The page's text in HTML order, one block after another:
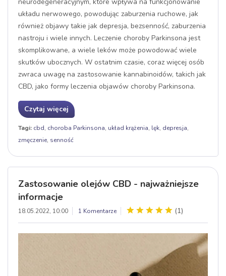
układu nerwowego, powodując zaburzenia ruchowe, jak
również objawy takie jak depresja, bezsenność, zaburzenia
nastroju i wiele innych. Leczenie choroby Parkinsona jest
skomplikowane, a wiele leków może powodować wiele
skutków ubocznych. W ostatnim czasie, coraz więcej osób
zwraca uwagę na zastosowanie kannabinoidów, takich jak
CBD, jako formy leczenia objawów choroby Parkinsona.
Czytaj więcej
Tagi: cbd, choroba Parkinsona, układ krążenia, lęk, depresja,
zmęczenie, senność
Zastosowanie olejów CBD - najważniejsze
informacje
18.05.2022, 10:00 1 Komentarze (1)